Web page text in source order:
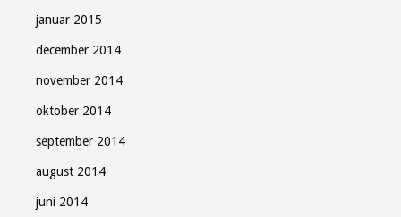
januar 2015
december 2014
november 2014
oktober 2014
september 2014
august 2014
juni 2014